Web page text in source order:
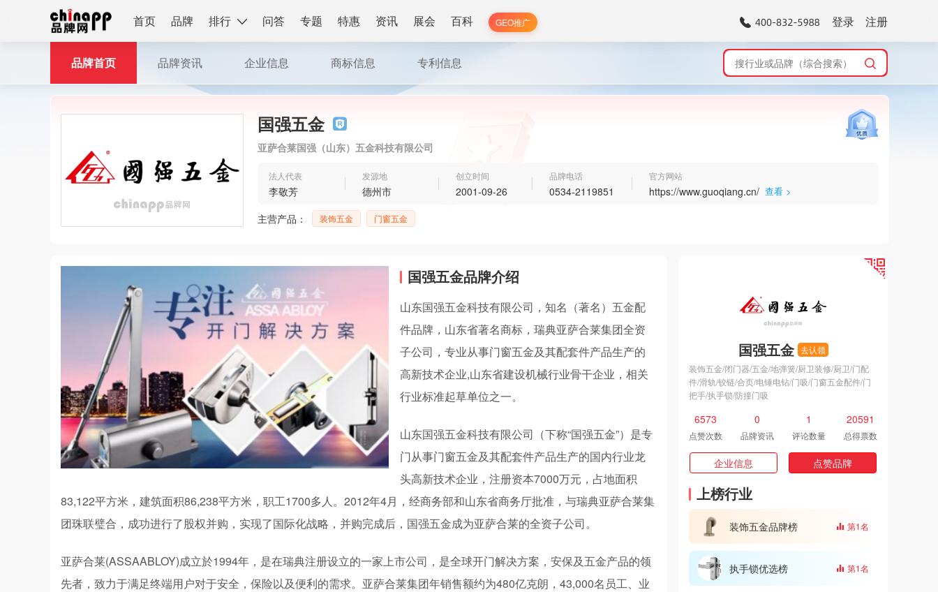
首页 品牌 排行 问答 专题 特惠 资讯 展会 百科 GEO推广 登录 注册
国强五金
亚萨合莱国强（山东）五金科技有限公司
法人代表
李敬芳
发源地
德州市
创立时间
2001-09-26
品牌电话
0534-2119851
官方网站
https://www.guoqiang.cn/ 查看 >
主营产品： 装饰五金 门窗五金
品牌首页 品牌资讯 企业信息 商标信息 专利信息
国强五金品牌介绍
山东国强五金科技有限公司，知名（著名）五金配
件品牌，山东省著名商标，瑞典亚萨合莱集团全资
子公司，专业从事门窗五金及其配套件产品生产的
高新技术企业,山东省建设机械行业骨干企业，相关
行业标准起草单位之一。
山东国强五金科技有限公司（下称“国强五金”）是专
门从事门窗五金及其配套件产品生产的国内行业龙
头高新技术企业，注册资本7000万元，占地面积
83,122平方米，建筑面积86,238平方米，职工1700多人。2012年4月，经商务部和山东省商务厅批准，与瑞典亚萨合莱集
团珠联璧合，成功进行了股权并购，实现了国际化战略，并购完成后，国强五金成为亚萨合莱的全资子公司。
亚萨合莱(ASSAABLOY)成立於1994年，是在瑞典注册设立的一家上市公司，是全球开门解决方案，安保及五金产品的领
先者，致力于满足终端用户对于安全，保险以及便利的需求。亚萨合莱集团年销售额约为480亿克朗，43,000名员工、业
国强五金 去认领
装饰五金/闭门器/五金/地弹簧/厨卫装修/厨卫/门配
件/滑轨/铰链/合页/电锤电钻/门吸/门窗五金配件/门
把手/执手锁/防撞门吸
6573
点赞次数
0
品牌资讯
1
评论数量
20591
总得票数
企业信息 点赞品牌
上榜行业
装饰五金品牌榜 第1名
执手锁优选榜 第1名